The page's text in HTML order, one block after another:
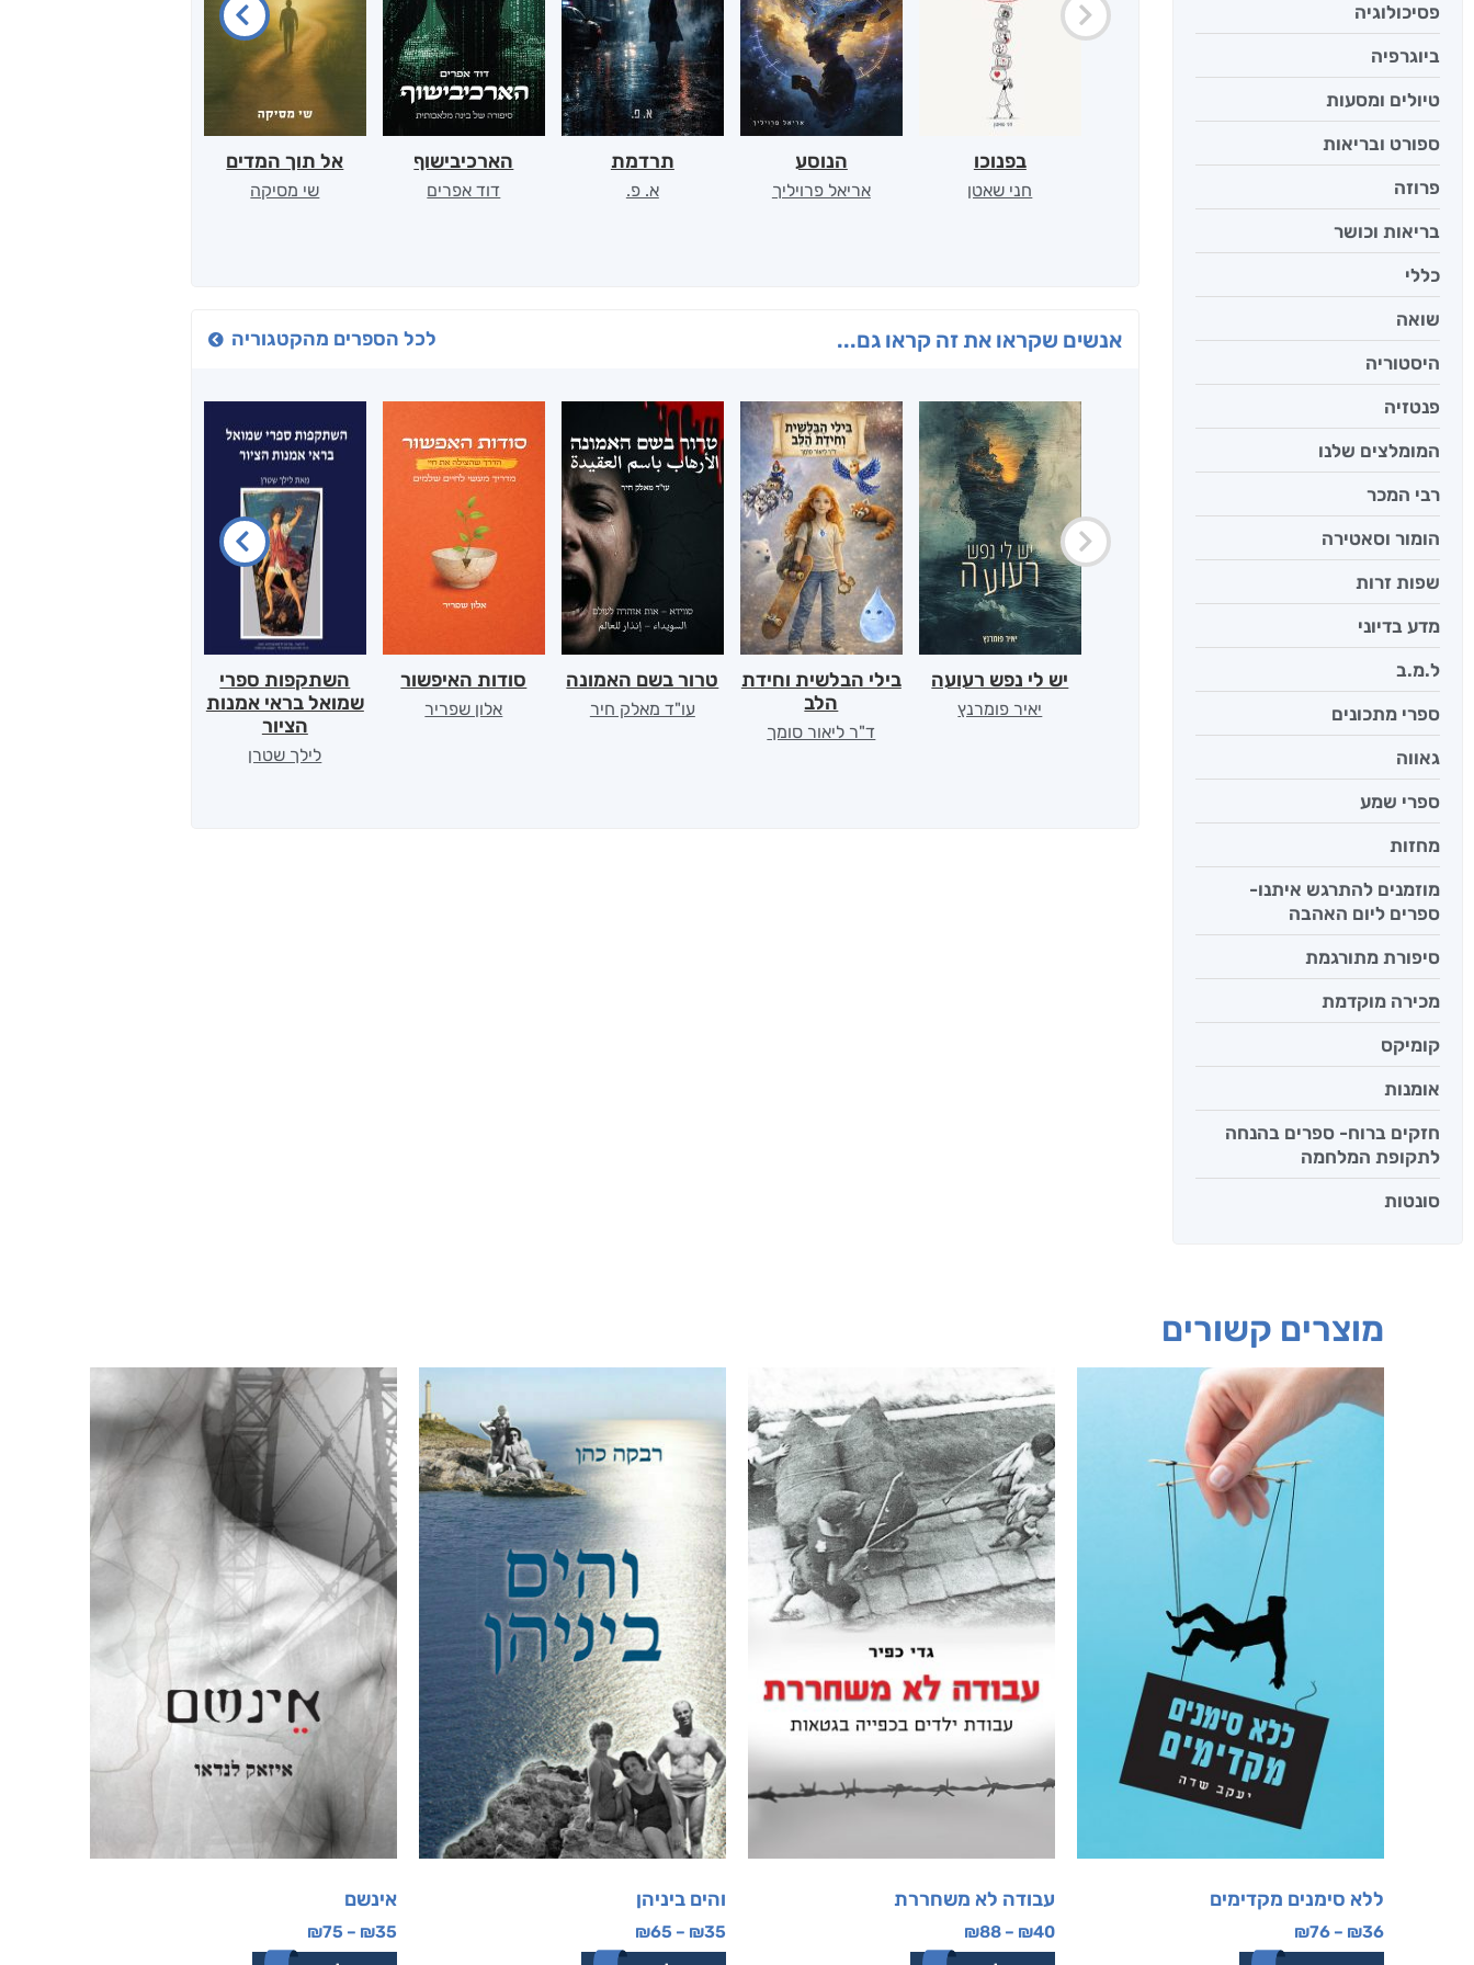
פסיכולוגיה
ביוגרפיה
טיולים ומסעות
ספורט ובריאות
פרוזה
בריאות וכושר
כללי
שואה
היסטוריה
פנטזיה
המומלצים שלנו
רבי המכר
הומור וסאטירה
שפות זרות
מדע בדיוני
ל.מ.ב
ספרי מתכונים
גאווה
ספרי שמע
מחזות
מוזמנים להתרגש איתנו-
ספרים ליום האהבה
סיפורת מתורגמת
מכירה מוקדמת
קומיקס
אומנות
חזקים ברוח- ספרים בהנחה
לתקופת המלחמה
סונטות
בפנוכו
חני שאטן
הנוסע
אריאל פרויליך
תרדמת
א. פ.
הארכיבישוף
דוד אפרים
אל תוך המדים
שי מסיקה
אנשים שקראו את זה קראו גם... לכל הספרים מהקטגוריה
יש לי נפש רעועה
יאיר פומרנץ
בילי הבלשית וחידת
הלב
ד"ר ליאור סומך
טרור בשם האמונה
עו"ד מאלק חיר
סודות האיפשור
אלון שפריר
השתקפות ספרי
שמואל בראי אמנות
הציור
לילך שטרן
מוצרים קשורים
ללא סימנים מקדימים
₪36
–
₪76
עבודה לא משחררת
₪40
–
₪88
והים ביניהן
₪35
–
₪65
אינשם
₪35
–
₪75